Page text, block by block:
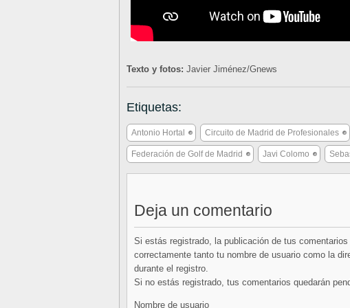
Texto y fotos: Javier Jiménez/Gnews
Etiquetas:
Antonio Hortal Circuito de Madrid de Profesionales
Federación de Golf de Madrid Javi Colomo
Deja un comentario
Si estás registrado, la publicación de tus
correctamente tanto tu nombre de usuario como la
durante el registro.
Si no estás registrado, tus comentarios quedarán
Nombre de usuario